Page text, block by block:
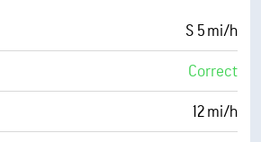
S 5 mi/h
Correct
12 mi/h